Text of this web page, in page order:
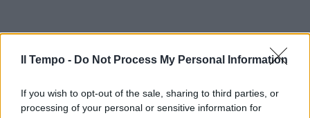
Il Tempo - Do Not Process My Personal Information
If you wish to opt-out of the sale, sharing to third parties, or
processing of your personal or sensitive information for